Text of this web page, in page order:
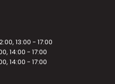
13:00 - 17:00
14:00 - 17:00
14:00 - 17:00